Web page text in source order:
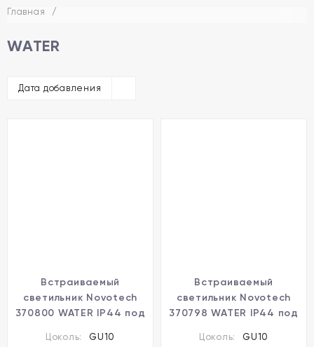
Главная /
WATER
Дата добавления
Встраиваемый
светильник Novotech
370800 WATER IP44 под
Цоколь:
GU10
Встраиваемый
светильник Novotech
370798 WATER IP44 под
Цоколь:
GU10